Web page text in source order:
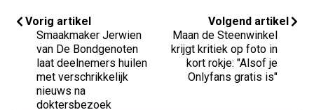
Vorig artikel
Smaakmaker Jerwien
van De Bondgenoten
laat deelnemers huilen
met verschrikkelijk
nieuws na
doktersbezoek
Volgend artikel
Maan de Steenwinkel
krijgt kritiek op foto in
kort rokje: "Alsof je
Onlyfans gratis is"